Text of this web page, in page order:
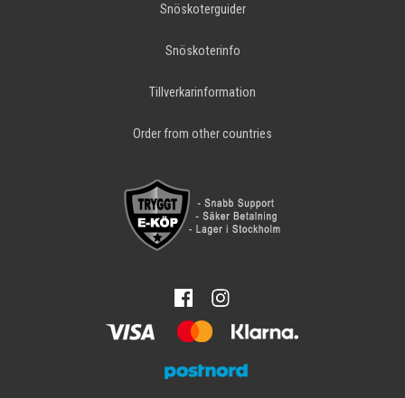
Snöskoterguider
Snöskoterinfo
Tillverkarinformation
Order from other countries